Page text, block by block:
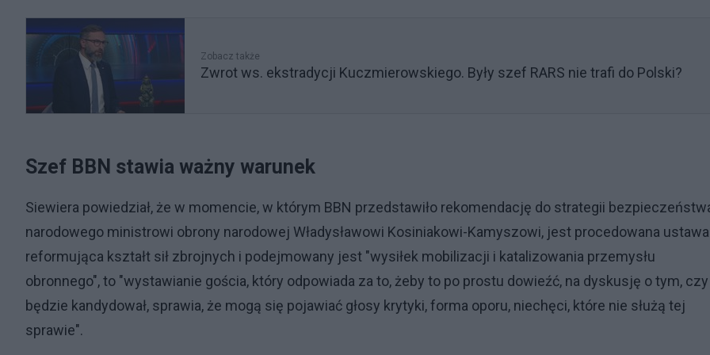
Zobacz także
Zwrot ws. ekstradycji Kuczmierowskiego. Były szef RARS nie trafi do Polski?
Szef BBN stawia ważny warunek
Siewiera powiedział, że w momencie, w którym BBN przedstawiło rekomendację do strategii
narodowego ministrowi obrony narodowej Władysławowi Kosiniakowi-Kamyszowi, jest procedowana ustawa
reformująca kształt sił zbrojnych i podejmowany jest "wysiłek mobilizacji i katalizowania przemysłu
obronnego", to "wystawianie gościa, który odpowiada za to, żeby to po prostu dowieźć, na dyskusję o tym, czy
będzie kandydował, sprawia, że mogą się pojawiać głosy krytyki, forma oporu, niechęci, które nie służą tej
sprawie".